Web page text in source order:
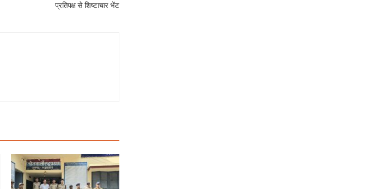
प्रतिपक्ष से शिष्टाचार भेंट